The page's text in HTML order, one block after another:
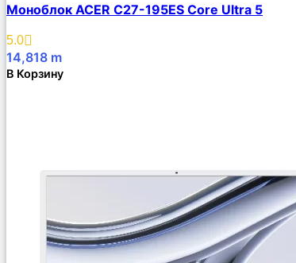
Моноблок ACER C27-195ES Core Ultra 5
5.0
14,818 m
В Корзину